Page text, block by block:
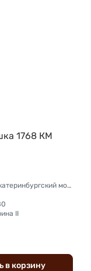
1768 КМ
Монетный двор: Екатеринбургский монетный двор
II
вкорзину